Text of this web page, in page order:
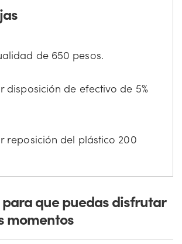
de 650 pesos.
disposición de efectivo de 5%
reposición del plástico 200
que puedas disfrutar
momentos